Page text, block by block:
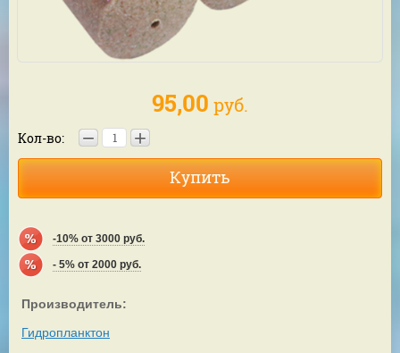
95,00 руб.
Кол-во: − +
Купить
-10% от 3000 руб.
- 5% от 2000 руб.
Производитель:
Гидропланктон